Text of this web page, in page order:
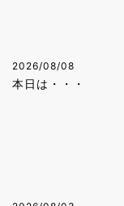
2026/08/08
本日は・・・